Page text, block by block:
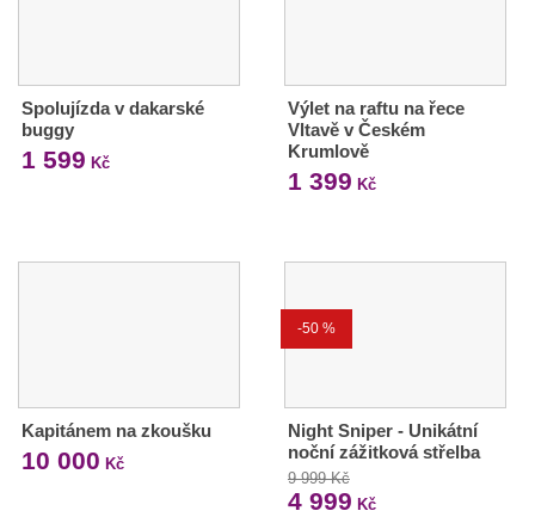
Spolujízda v dakarské
buggy
1 599 Kč
Výlet na raftu na řece
Vltavě v Českém
Krumlově
1 399 Kč
Kapitánem na zkoušku
10 000 Kč
-50 %
Night Sniper - Unikátní
noční zážitková střelba
9 999 Kč
4 999 Kč